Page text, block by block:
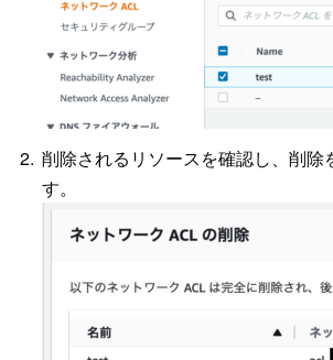
削除されるリソースを確認し、削除
す。